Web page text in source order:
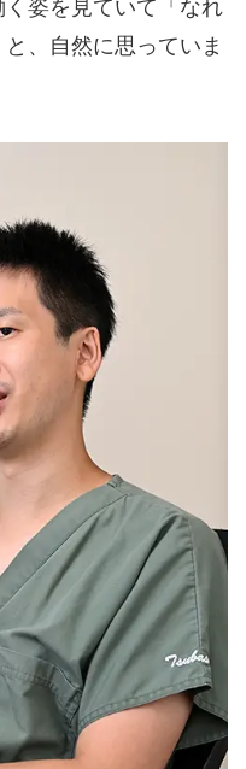
姿を見ていて「なれ
、自然に思っていま